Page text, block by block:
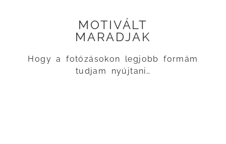
MOTIVÁLT
MARADJAK
Hogy a fotózásokon legjobb formám
tudjam nyújtani…